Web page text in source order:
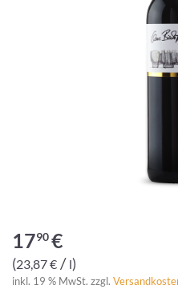
1790€
23,87€ / l
inkl. 19 % MwSt. zzgl.